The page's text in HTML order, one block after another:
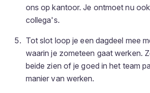
ons op kantoor. Je ontmoet nu
collega's.
Tot slot loop je een dagdeel mee
waarin je zometeen gaat werken.
beide zien of je goed in het team
manier van werken.